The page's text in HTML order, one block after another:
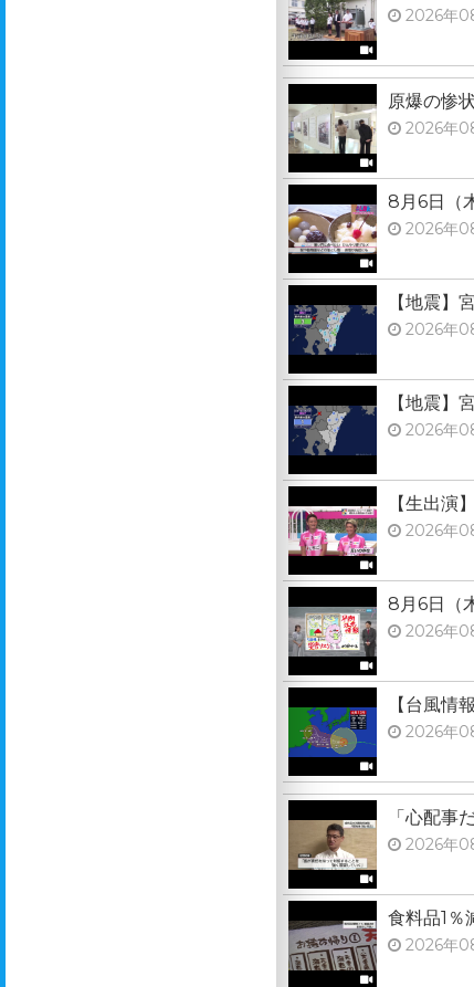
2026年
原爆の惨
2026年
8月6日（
2026年
【地震】
2026年
【地震】
2026年
【生出演
2026年
8月6日（
2026年
【台風
2026年
「心配事
2026年
食料品1
2026年